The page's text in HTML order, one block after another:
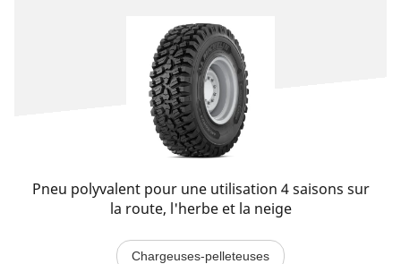
Pneu polyvalent pour une utilisation 4 saisons sur
la route, l'herbe et la neige
Chargeuses-pelleteuses